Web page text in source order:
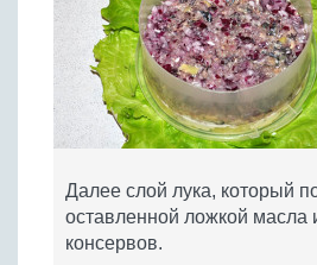
Далее слой лука, который
оставленной ложкой масла
консервов.